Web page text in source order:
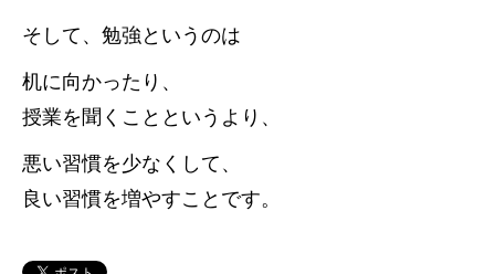
そして、勉強というのは
机に向かったり、
授業を聞くことというより、
悪い習慣を少なくして、
良い習慣を増やすことです。